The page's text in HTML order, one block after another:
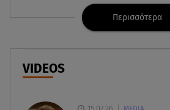
05.08.26 , 21:41
«Στην κόψη του ξυραφιού» οι
Ιράν
05.08.26 , 21:22
«Oνειρευόμουν έναν άντρα σαν
Περισσότερα
VIDEOS